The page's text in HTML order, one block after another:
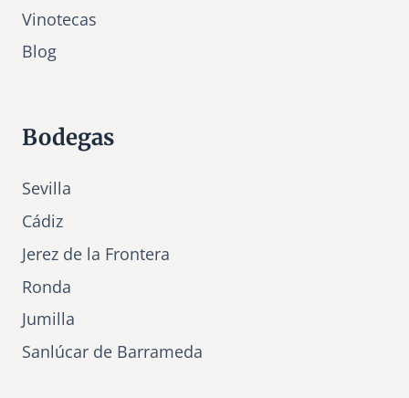
Vinotecas
Blog
Bodegas
Sevilla
Cádiz
Jerez de la Frontera
Ronda
Jumilla
Sanlúcar de Barrameda